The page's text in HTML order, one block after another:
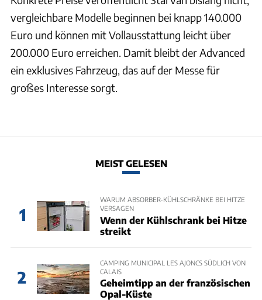
vergleichbare Modelle beginnen bei knapp 140.000
Euro und können mit Vollausstattung leicht über
200.000 Euro erreichen. Damit bleibt der Advanced
ein exklusives Fahrzeug, das auf der Messe für
großes Interesse sorgt.
MEIST GELESEN
1
WARUM ABSORBER-KÜHLSCHRÄNKE BEI HITZE
VERSAGEN
Wenn der Kühlschrank bei Hitze
streikt
2
CAMPING MUNICIPAL LES AJONCS SÜDLICH VON
CALAIS
Geheimtipp an der französischen
Opal-Küste